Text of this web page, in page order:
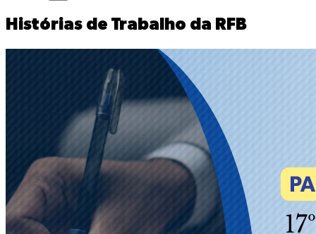
Histórias de Trabalho da RFB